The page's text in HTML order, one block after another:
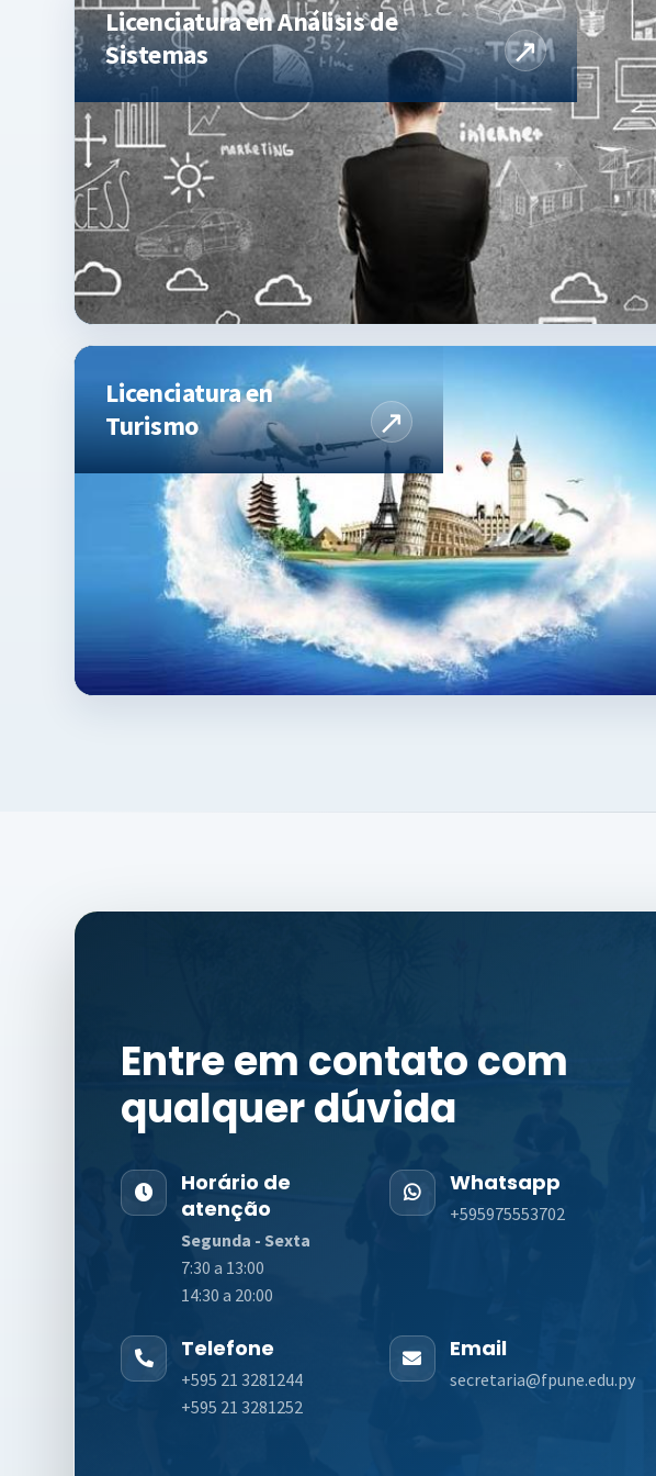
Licenciatura en Análisis de
Sistemas
Licenciatura en
Turismo
Entre em contato com
qualquer dúvida
Horário de
atenção
Segunda - Sexta
7:30 a 13:00
14:30 a 20:00
Whatsapp
+595975553702
Telefone
+595 21 3281244
+595 21 3281252
Email
secretaria@fpune.edu.py